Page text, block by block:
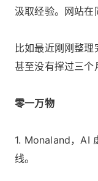
汲取经验。网站在
比如最近刚刚整理
甚至没有撑过三个
零一万物
1. Monaland，AI
线。